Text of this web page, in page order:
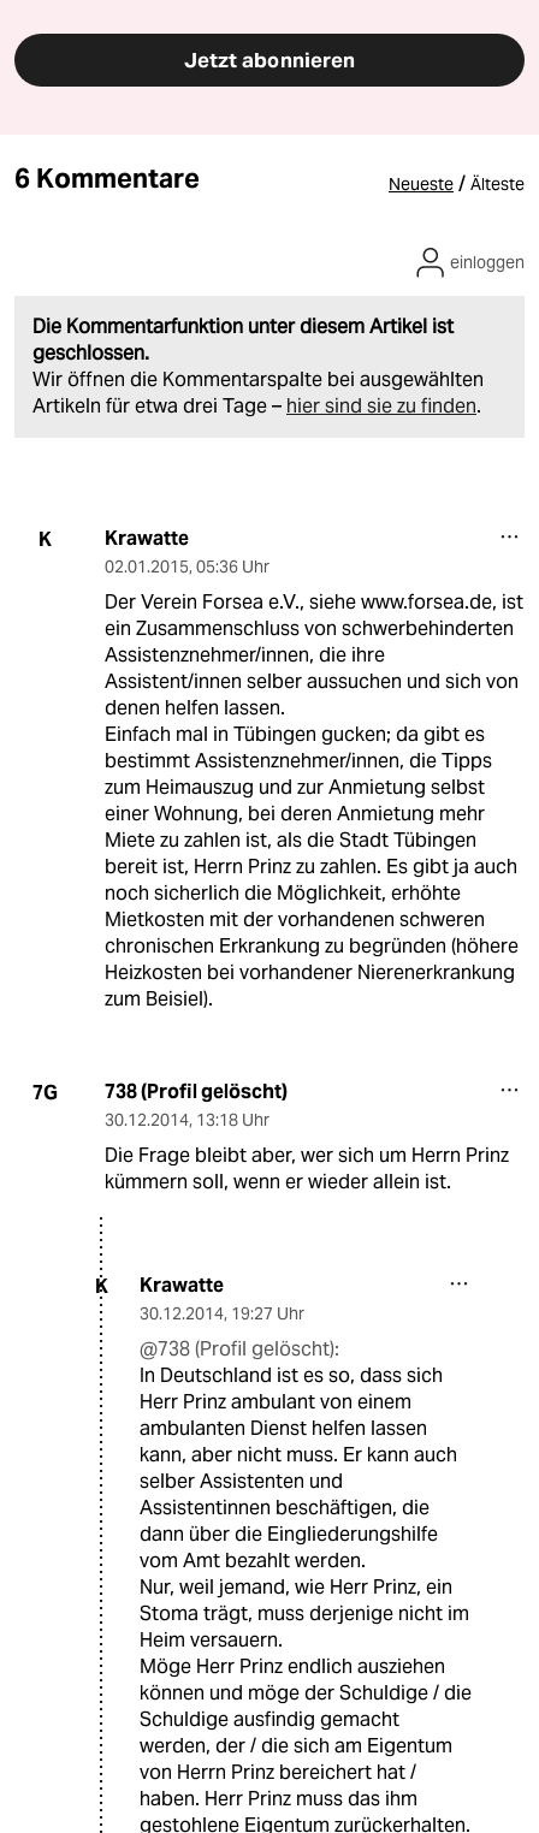
Jetzt abonnieren
6 Kommentare Neueste / Älteste
Die Kommentarfunktion unter diesem Artikel ist
geschlossen.
Wir öffnen die Kommentarspalte bei ausgewählten
Artikeln für etwa drei Tage – hier sind sie zu finden.
einloggen
K Krawatte
02.01.2015, 05:36 Uhr
Der Verein Forsea e.V., siehe www.forsea.de, ist
ein Zusammenschluss von schwerbehinderten
Assistenznehmer/innen, die ihre
Assistent/innen selber aussuchen und sich von
denen helfen lassen.
Einfach mal in Tübingen gucken; da gibt es
bestimmt Assistenznehmer/innen, die Tipps
zum Heimauszug und zur Anmietung selbst
einer Wohnung, bei deren Anmietung mehr
Miete zu zahlen ist, als die Stadt Tübingen
bereit ist, Herrn Prinz zu zahlen. Es gibt ja auch
noch sicherlich die Möglichkeit, erhöhte
Mietkosten mit der vorhandenen schweren
chronischen Erkrankung zu begründen (höhere
Heizkosten bei vorhandener Nierenerkrankung
zum Beisiel).
7G 738 (Profil gelöscht)
30.12.2014, 13:18 Uhr
Die Frage bleibt aber, wer sich um Herrn Prinz
kümmern soll, wenn er wieder allein ist.
K Krawatte
30.12.2014, 19:27 Uhr
@738 (Profil gelöscht):
In Deutschland ist es so, dass sich
Herr Prinz ambulant von einem
ambulanten Dienst helfen lassen
kann, aber nicht muss. Er kann auch
selber Assistenten und
Assistentinnen beschäftigen, die
dann über die Eingliederungshilfe
vom Amt bezahlt werden.
Nur, weil jemand, wie Herr Prinz, ein
Stoma trägt, muss derjenige nicht im
Heim versauern.
Möge Herr Prinz endlich ausziehen
können und möge der Schuldige / die
Schuldige ausfindig gemacht
werden, der / die sich am Eigentum
von Herrn Prinz bereichert hat /
haben. Herr Prinz muss das ihm
gestohlene Eigentum zurückerhalten.